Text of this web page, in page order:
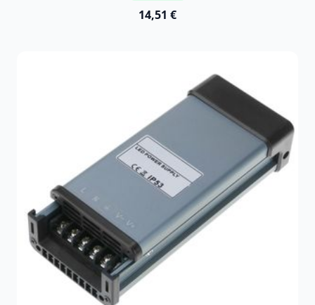
14,51 €